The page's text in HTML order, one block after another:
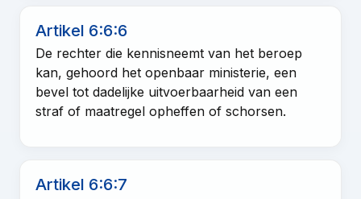
Artikel 6:6:6
De rechter die kennisneemt van het beroep
kan, gehoord het openbaar ministerie, een
bevel tot dadelijke uitvoerbaarheid van een
straf of maatregel opheffen of schorsen.
Artikel 6:6:7